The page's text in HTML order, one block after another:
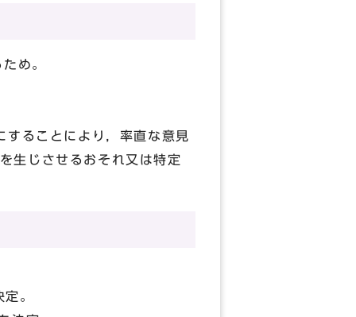
め。
ることにより，率直な意見
生じさせるおそれ又は特定
。